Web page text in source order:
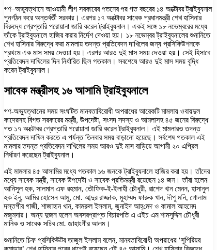
গণ–অভ্যুত্থানে আওয়ামী লীগ সরকারের পতনের পর গত বছরের ১৪ অক্টোবর ট্রাইব্যুনাল
পুনর্গঠন করে অন্তর্বর্তী সরকার। এরপর ১৭ অক্টোবর সাবেক প্রধানমন্ত্রী শেখ হাসিনার
বিরুদ্ধে গ্রেপ্তারি পরোয়ানা জারি করেন ট্রাইব্যুনাল। একই সঙ্গে ১৮ নভেম্বরের মধ্যে
তাঁকে ট্রাইব্যুনালে হাজির করার নির্দেশ দেওয়া হয়। ১৮ নভেম্বর ট্রাইব্যুনালের শুনানিতে
শেখ হাসিনার বিরুদ্ধে করা মামলায় তদন্ত প্রতিবেদন দাখিলের জন্য প্রসিকিউশনকে
প্রথমে এক মাস সময় দেওয়া হয়। এরপর আরও দুই মাস সময় দেওয়া হয়। সেই হিসাবে
প্রতিবেদন দাখিলের দিন নির্ধারিত ছিল গতকাল। সবশেষে আরও দুই মাস সময় বৃদ্ধি
করেন ট্রাইব্যুনাল।
সাবেক মন্ত্রীসহ ১৬ আসামি ট্রাইব্যুনালে
গণ-অভ্যুত্থানের সময় সংঘটিত মানবতাবিরোধী অপরাধের আরেকটি মামলায় ওবায়দুল
কাদেরসহ বিগত সরকারের মন্ত্রী, উপদেষ্টা, সংসদ সদস্য ও আমলাসহ ৪৫ জনের বিরুদ্ধে
গত ১৭ অক্টোবর গ্রেপ্তারি পরোয়ানা জারি করেন ট্রাইব্যুনাল। এই মামলারও তদন্ত
প্রতিবেদন দাখিল করতে এ পর্যন্ত তিনবার সময় বাড়ানো হয়েছে। সর্বশেষ গতকাল এই
মামলার তদন্ত প্রতিবেদন দাখিলের সময় আরও দুই মাস বাড়িয়ে আগামী ২০ এপ্রিল
নির্ধারণ করেছেন ট্রাইব্যুনাল।
এই মামলার ৪৫ আসামির মধ্যে গতকাল ১৬ জনকে ট্রাইব্যুনালে হাজির করা হয়। তাঁদের
মধ্যে সাবেক মন্ত্রী, সাবেক উপদেষ্টা ও সাবেক প্রতিমন্ত্রী রয়েছেন ১৪ জন। তাঁরা হলেন
আনিসুল হক, সালমান এফ রহমান, তৌফিক-ই-ইলাহী চৌধুরী, রাশেদ খান মেনন, হাসানুল
হক ইনু, আমির হোসেন আমু, মো. আব্দুর রাজ্জাক, মুহাম্মদ ফারুক খান, দীপু মনি, গোলাম
দস্তগীর গাজী, শাজাহান খান, কামরুল ইসলাম, জুনাইদ আহ্‌মেদ ও কামাল আহমেদ
মজুমদার। অন্য দুজন হলেন অবসরপ্রাপ্ত বিচারপতি এ এইচ এম শামসুদ্দিন চৌধুরী
মানিক ও সাবেক সচিব মো. জাহাংগীর আলম।
শুনানিতে চিফ প্রসিকিউটর তাজুল ইসলাম বলেন, মানবতাবিরোধী অপরাধের ‘সুপিরিয়র